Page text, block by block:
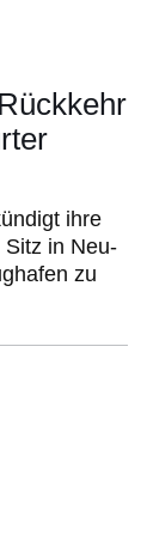
ihre
in Neu-
zu